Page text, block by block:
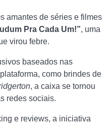
amantes de séries e filmes
Pra Cada Um!”, uma
virou febre.
baseados nas
como brindes de
, a caixa se tornou
redes sociais.
e reviews, a iniciativa